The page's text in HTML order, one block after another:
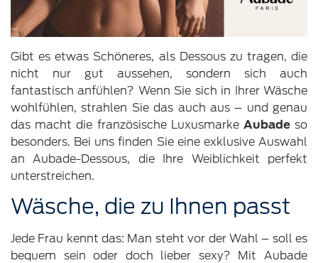
Gibt es etwas Schöneres, als Dessous zu tragen, die
nicht nur gut aussehen, sondern sich auch
fantastisch anfühlen? Wenn Sie sich in Ihrer Wäsche
wohlfühlen, strahlen Sie das auch aus – und genau
das macht die französische Luxusmarke Aubadeso
besonders. Bei uns finden Sie eine exklusive Auswahl
an Aubade-Dessous, die Ihre Weiblichkeit perfekt
unterstreichen.
Wäsche, die zu Ihnen passt
Jede Frau kennt das: Man steht vor der Wahl – soll es
bequem sein oder doch lieber sexy? Mit Aubade